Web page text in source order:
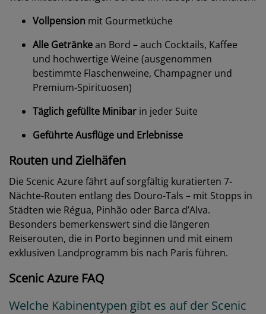
Vollpension mit Gourmetküche
Alle Getränkean Bord – auch Cocktails, Kaffee
und hochwertige Weine (ausgenommen
bestimmte Flaschenweine, Champagner und
Premium-Spirituosen)
Täglich gefüllte Minibar in jeder Suite
Geführte Ausflüge und Erlebnisse
Routen und Zielhäfen
Die Scenic Azure fährt auf sorgfältig kuratierten 7-
Nächte-Routen entlang des Douro-Tals – mit Stopps in
Städten wie Régua, Pinhão oder Barca d’Alva.
Besonders bemerkenswert sind die längeren
Reiserouten, die in Porto beginnen und mit einem
exklusiven Landprogramm bis nach Paris führen.
Scenic Azure FAQ
Welche Kabinentypen gibt es auf der Scenic